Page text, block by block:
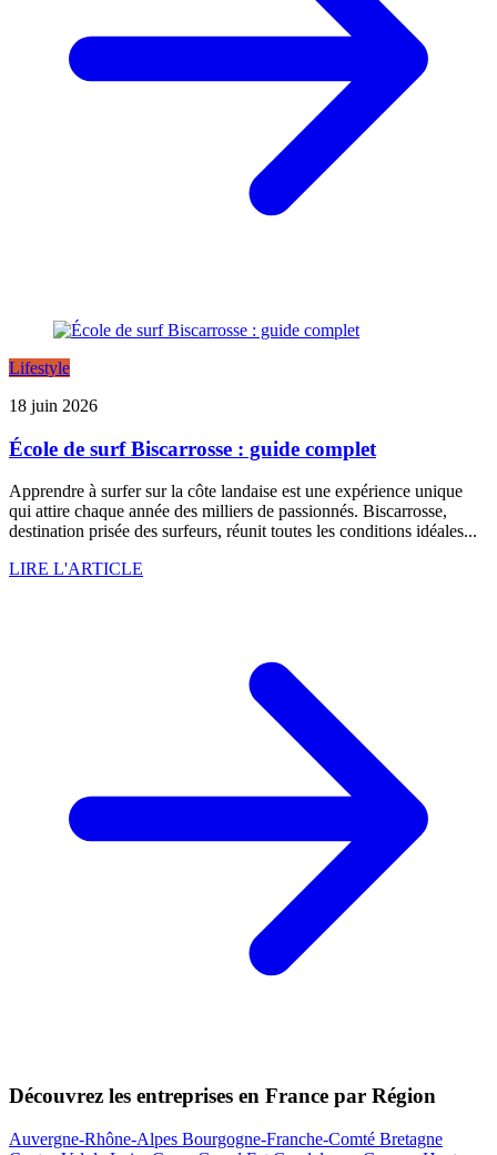
Lifestyle
18 juin 2026
École de surf Biscarrosse : guide complet
Apprendre à surfer sur la côte landaise est une expérience unique
qui attire chaque année des milliers de passionnés. Biscarrosse,
destination prisée des surfeurs, réunit toutes les conditions idéales...
LIRE L'ARTICLE
Découvrez les entreprises en France par Région
Auvergne-Rhône-Alpes Bourgogne-Franche-Comté Bretagne